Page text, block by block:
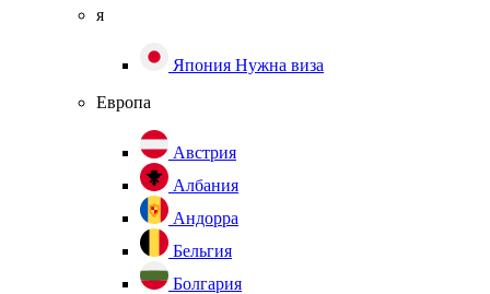
я
Япония Нужна виза
Европа
Австрия
Албания
Андорра
Бельгия
Болгария